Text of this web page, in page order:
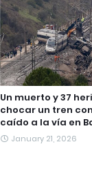
Un muerto y 37
chocar un tren
caído a la vía en
January 21, 2026